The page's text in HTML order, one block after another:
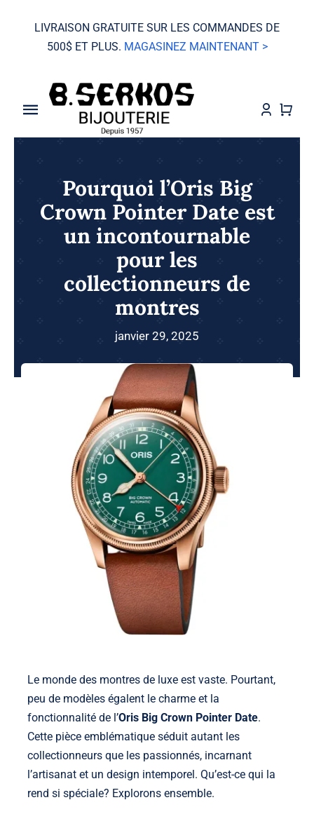
LIVRAISON GRATUITE SUR LES COMMANDES DE
500$ ET PLUS. MAGASINEZ MAINTENANT >
Toggle
Navigation
Grand SeikoPourquoi l’Oris Big
Crown Pointer Date est
un incontournable
pour les
collectionneurs de
montres
janvier 29, 2025
Le monde des montres de luxe est vaste. Pourtant,
peu de modèles égalent le charme et la
fonctionnalité de l’Oris Big Crown Pointer Date.
Cette pièce emblématique séduit autant les
collectionneurs que les passionnés, incarnant
l’artisanat et un design intemporel. Qu’est-ce qui la
rend si spéciale? Explorons ensemble.